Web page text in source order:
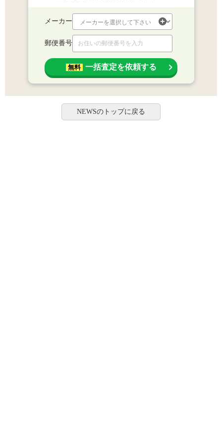
メーカー
郵便番号
無料 一括査定を依頼する
NEWSのトップに戻る